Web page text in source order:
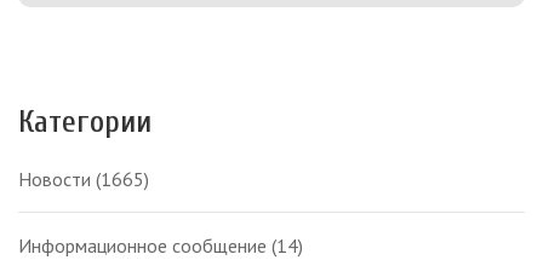
Категории
Новости (1665)
Информационное сообщение (14)